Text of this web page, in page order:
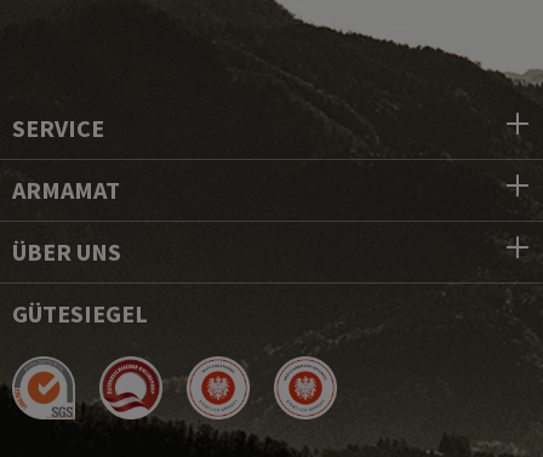
SERVICE
ARMAMAT
ÜBER UNS
GÜTESIEGEL